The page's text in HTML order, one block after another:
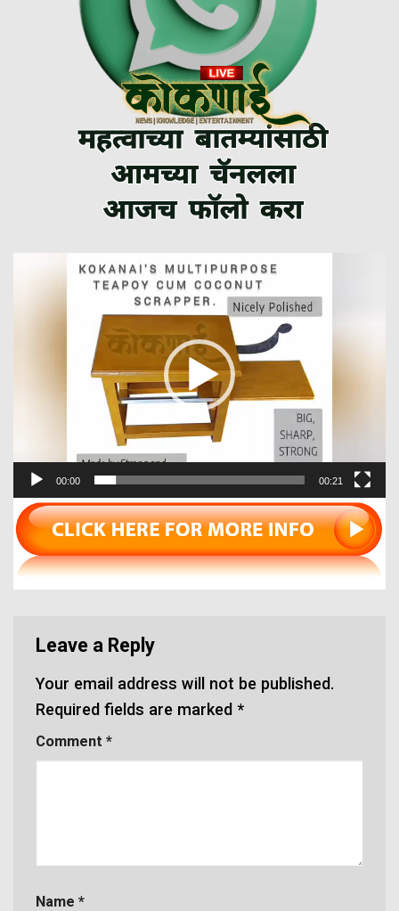
00:00 00:21
Leave a Reply
Your email address will not be published.
Required fields are marked *
Comment *
Name *